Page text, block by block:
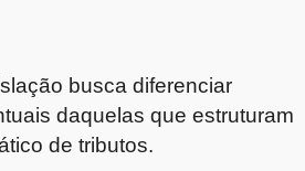
busca diferenciar
daquelas que estruturam
de tributos.